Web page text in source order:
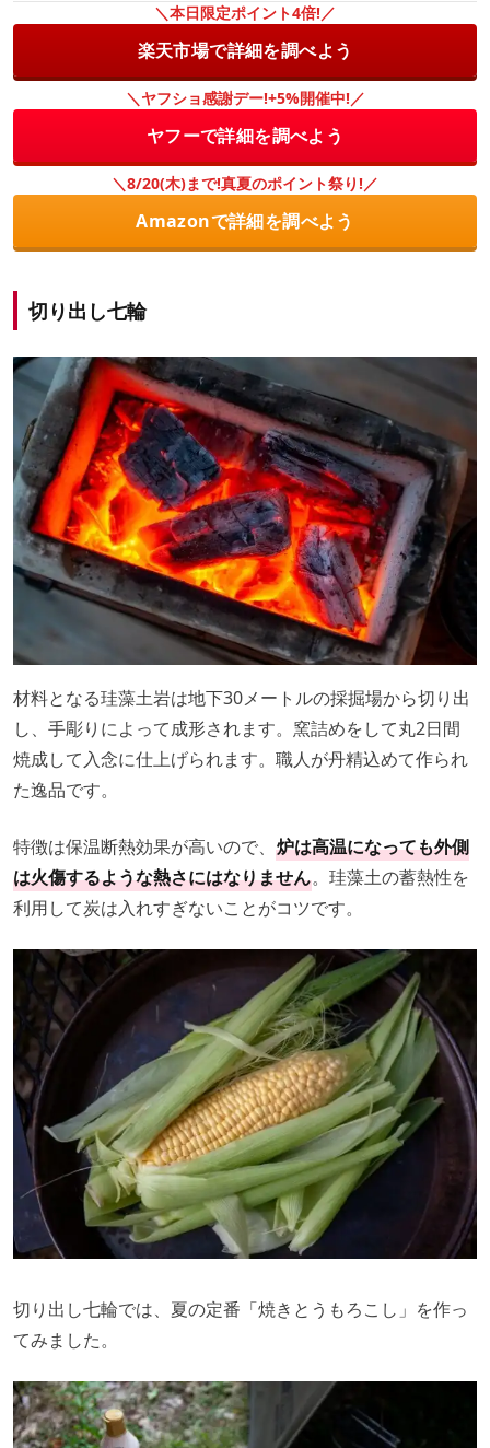
＼本日限定ポイント4倍!／
楽天市場で詳細を調べよう
＼ヤフショ感謝デー!+5%開催中!／
ヤフーで詳細を調べよう
＼8/20(木)まで!真夏のポイント祭り!／
Amazonで詳細を調べよう
切り出し七輪
材料となる珪藻土岩は地下30メートルの採掘場から切り出
し、手彫りによって成形されます。窯詰めをして丸2日間
焼成して入念に仕上げられます。職人が丹精込めて作られ
た逸品です。
特徴は保温断熱効果が高いので、 炉は高温になっても外側
は火傷するような熱さにはなりません。珪藻土の蓄熱性を
利用して炭は入れすぎないことがコツです。
切り出し七輪では、夏の定番「焼きとうもろこし」を作っ
てみました。